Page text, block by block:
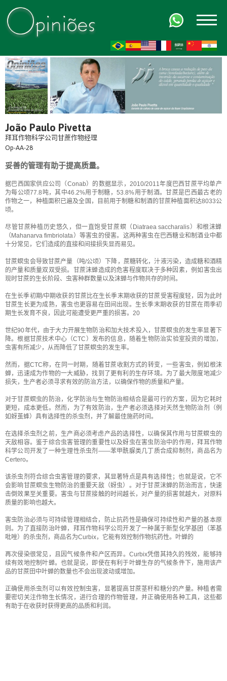
João Paulo Pivetta
拜耳作物科学公司甘蔗作物经理
Op-AA-28
妥善的管理有助于提高质量。
据巴西国家供应公司（Conab）的数据显示，2010/2011年度巴西甘蔗平均单产
为每公顷77.8吨，其中46.2%用于制糖，53.8%用于制酒。甘蔗是巴西最古老的
作物之一，种植面积已遍及全国，目前用于制糖和制酒的甘蔗种植面积达8033公
顷。
尽管甘蔗种植历史悠久，但一直饱受甘蔗螟（Diatraea saccharalis）和根沫蝉
（Mahanarva fimbriolata）等害虫的侵害。这两种害虫在巴西糖业和制酒业中都
十分常见，它们造成的直接和间接损失显而易见。
甘蔗螟虫会导致甘蔗产量（吨/公顷）下降，蔗糖转化，汁液污染，造成糖和酒精
的产量和质量双双受损。甘蔗沫蝉造成的危害程度取决于多种因素，例如害虫出
现时甘蔗的生长阶段、虫害种群数量以及沫蝉与作物共存的时间。
在生长季初期/中期收获的甘蔗比在生长季末期收获的甘蔗受害程度轻，因为此时
甘蔗生长更为成熟，害虫也更容易在田间出现。生长季末期收获的甘蔗在雨季初
期生长发育不良，因此可能遭受更严重的损害。20
世纪90年代，由于大力开展生物防治和加大技术投入，甘蔗螟虫的发生率显著下
降。根据甘蔗技术中心（CTC）发布的信息，随着生物防治实验室投资的增加，
虫害有所减少，从而降低了甘蔗螟虫的发生率。
然而，据CTC称，在同一时期，随着甘蔗收割方式的转变，一些害虫，例如根沫
蝉，迅速成为作物的一大威胁，找到了更有利的生存环境。为了最大限度地减少
损失，生产者必须寻求有效的防治方法，以确保作物的质量和产量。
对于甘蔗螟虫的防治，化学防治与生物防治相结合是最可行的方案，因为它耗时
更短，成本更低。然而，为了有效防治，生产者必须选择对天然生物防治剂（例
如蚜茧蜂）具有选择性的杀虫剂，并了解最佳施药时间。
在选择杀虫剂之前，生产商必须考虑产品的选择性，以确保其作用与甘蔗螟虫的
天敌相容。鉴于综合虫害管理的重要性以及蚜虫在害虫防治中的作用，拜耳作物
科学公司开发了一种生理性杀虫剂——苯甲酰脲类几丁质合成抑制剂，商品名为
Certero。
该杀虫剂符合综合虫害管理的要求，其显著特点是具有选择性；也就是说，它不
会影响甘蔗螟虫生物防治的重要天敌（蚜虫）。对于甘蔗沫蝉的防治而言，快速
击倒效果至关重要。害虫与甘蔗接触的时间越长，对产量的损害就越大，对原料
质量的影响也越大。
害虫防治必须与可持续管理相结合，防止抗药性是确保可持续性和产量的基本原
则。为了直接防治叶蝉，拜耳作物科学公司开发了一种属于新型化学基团（苯基
吡唑）的杀虫剂，商品名为Curbix，它能有效控制作物抗药性。叶蝉的
再次侵染很常见，且因气候条件和产区而异。Curbix凭借其持久的残效，能够持
续有效地控制叶蝉。也就是说，即使在有利于叶蝉生存的气候条件下，施用该产
品的甘蔗田中叶蝉的数量也不会出现波动或增加。
正确使用杀虫剂可以有效控制虫害，显著提高甘蔗茎秆和糖分的产量。种植者需
要密切关注作物生长情况，进行合理的作物管理，并正确使用各种工具，这些都
有助于在收获时获得更高的品质和利润。